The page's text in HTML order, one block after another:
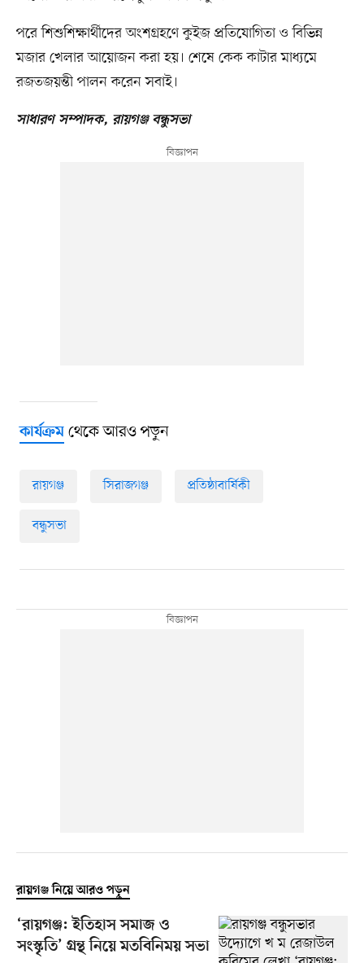
পরে শিশুশিক্ষার্থীদের অংশগ্রহণে কুইজ প্রতিযোগিতা ও বিভিন্ন
মজার খেলার আয়োজন করা হয়। শেষে কেক কাটার মাধ্যমে
রজতজয়ন্তী পালন করেন সবাই।
সাধারণ সম্পাদক, রায়গঞ্জ বন্ধুসভা
কার্যক্রমথেকে আরও পড়ুন
রায়গঞ্জ সিরাজগঞ্জ প্রতিষ্ঠাবার্ষিকী
বন্ধুসভা
রায়গঞ্জ নিয়ে আরও পড়ুন
‘রায়গঞ্জ: ইতিহাস সমাজ ও
সংস্কৃতি’ গ্রন্থ নিয়ে মতবিনিময় সভা